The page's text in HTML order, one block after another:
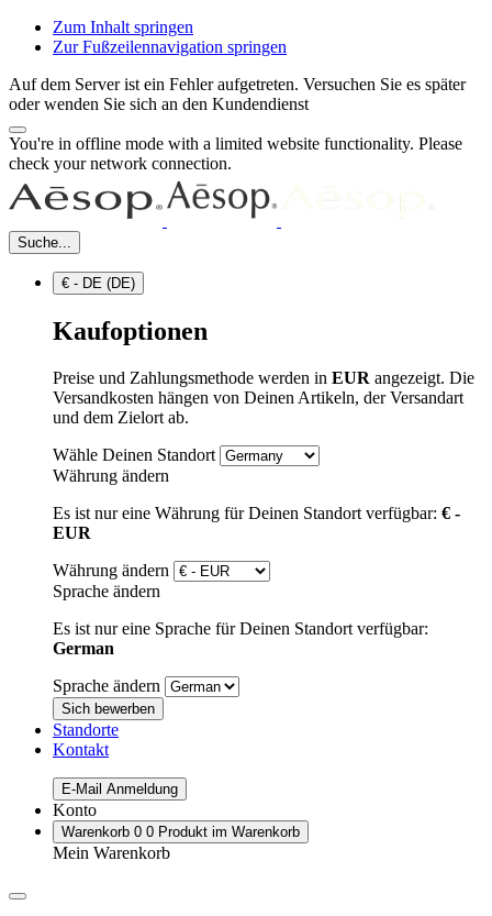
Zum Inhalt springen
Zur Fußzeilennavigation springen
Auf dem Server ist ein Fehler aufgetreten. Versuchen Sie es später
oder wenden Sie sich an den Kundendienst
You're in offline mode with a limited website functionality. Please
check your network connection.
Suche...
€ - DE (DE)
Kaufoptionen
Preise und Zahlungsmethode werden in EUR angezeigt. Die
Versandkosten hängen von Deinen Artikeln, der Versandart
und dem Zielort ab.
Wähle Deinen Standort
Währung ändern
Es ist nur eine Währung für Deinen Standort verfügbar: € -
EUR
Währung ändern
Sprache ändern
Es ist nur eine Sprache für Deinen Standort verfügbar:
German
Sprache ändern
Sich bewerben
Standorte
Kontakt
E-Mail Anmeldung
Konto
Warenkorb 0 0 Produkt im Warenkorb
Mein Warenkorb